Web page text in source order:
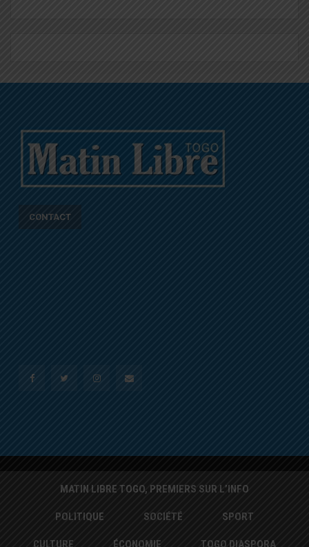
CONTACT
MATIN LIBRE TOGO, PREMIERS SUR L’INFO
POLITIQUE SOCIÉTÉ SPORT
CULTURE ÉCONOMIE TOGO DIASPORA